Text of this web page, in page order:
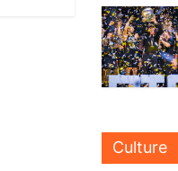
Culture